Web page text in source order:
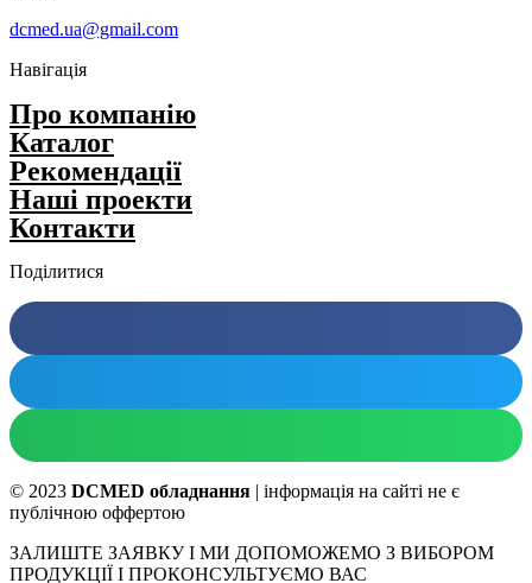
dcmed.ua@gmail.com
Навігація
Про компанію
Каталог
Рекомендації
Нашi проекти
Контакти
Поділитися
© 2023 DCMED обладнання | інформація на сайті не є
публічною оффертою
ЗАЛИШТЕ ЗАЯВКУ І МИ ДОПОМОЖЕМО З ВИБОРОМ
ПРОДУКЦІЇ І ПРОКОНСУЛЬТУЄМО ВАС